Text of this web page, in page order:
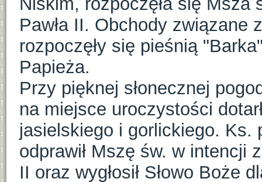
Pawła II. Obchody związane
rozpoczęły się pieśnią
Papieża.
Przy pięknej słonecznej
na miejsce uroczystości
jasielskiego i gorlickiego.
odprawił Mszę św. w intencji
II oraz wygłosił Słowo Boże